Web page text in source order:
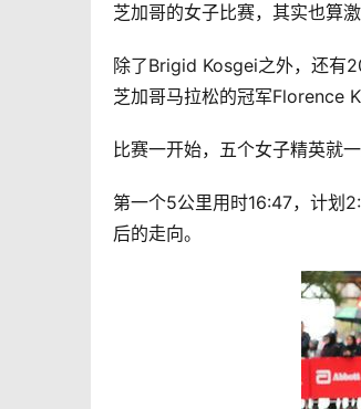
芝加哥的女子比赛，其实也算激
除了Brigid Kosgei之外，还有
芝加哥马拉松的冠军Florence
比赛一开始，五个女子精英就
第一个5公里用时16:47，计划
后的走向。